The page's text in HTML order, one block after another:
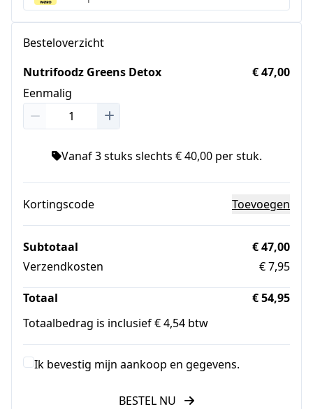
Besteloverzicht
Nutrifoodz Greens Detox
Eenmalig
€ 47,00
Vanaf 3 stuks slechts € 40,00 per stuk.
Kortingscode Toevoegen
Subtotaal
€ 47,00
Verzendkosten
€ 7,95
Totaal
€ 54,95
Totaalbedrag is inclusief € 4,54 btw
Ik bevestig mijn aankoop en gegevens.
BESTEL NU